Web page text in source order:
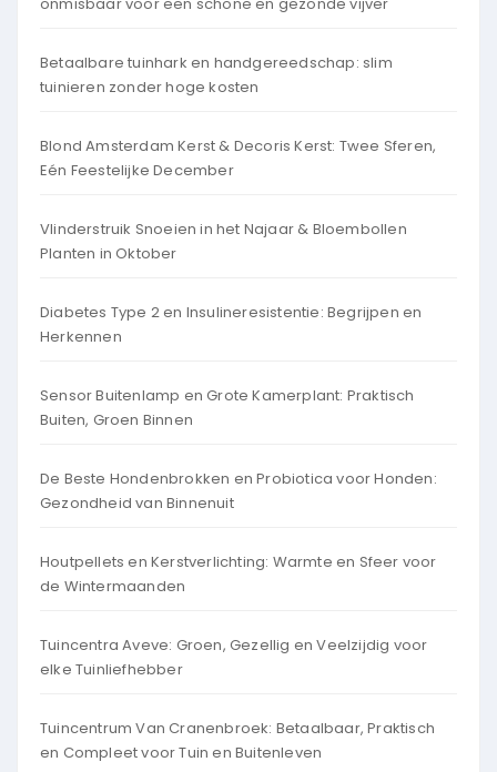
Betaalbare tuinhark en handgereedschap: slim
tuinieren zonder hoge kosten
Blond Amsterdam Kerst & Decoris Kerst: Twee Sferen,
Eén Feestelijke December
Vlinderstruik Snoeien in het Najaar & Bloembollen
Planten in Oktober
Diabetes Type 2 en Insulineresistentie: Begrijpen en
Herkennen
Sensor Buitenlamp en Grote Kamerplant: Praktisch
Buiten, Groen Binnen
De Beste Hondenbrokken en Probiotica voor Honden:
Gezondheid van Binnenuit
Houtpellets en Kerstverlichting: Warmte en Sfeer voor
de Wintermaanden
Tuincentra Aveve: Groen, Gezellig en Veelzijdig voor
elke Tuinliefhebber
Tuincentrum Van Cranenbroek: Betaalbaar, Praktisch
en Compleet voor Tuin en Buitenleven